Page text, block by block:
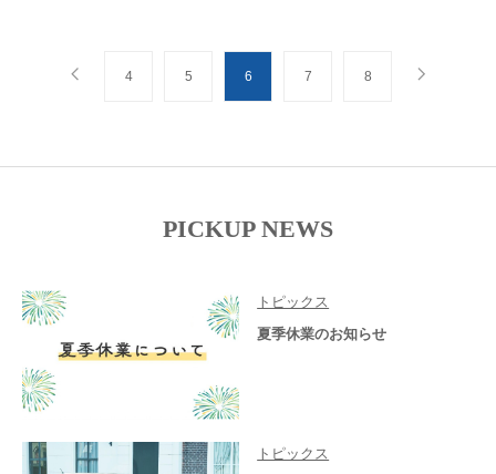
4 5 6 7 8
PICKUP NEWS
トピックス
夏季休業のお知らせ
トピックス